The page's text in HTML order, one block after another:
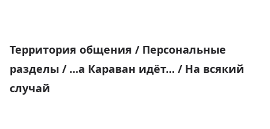
Территория общения / Персональные
разделы / ...а Караван идёт... / На всякий
случай